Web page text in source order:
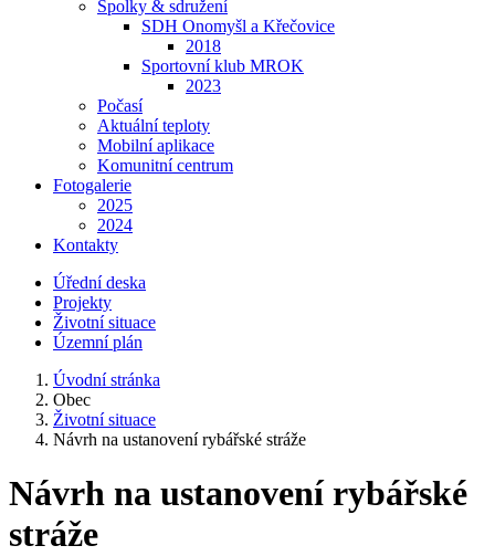
Spolky & sdružení
SDH Onomyšl a Křečovice
2018
Sportovní klub MROK
2023
Počasí
Aktuální teploty
Mobilní aplikace
Komunitní centrum
Fotogalerie
2025
2024
Kontakty
Úřední deska
Projekty
Životní situace
Územní plán
Úvodní stránka
Obec
Životní situace
Návrh na ustanovení rybářské stráže
Návrh na ustanovení rybářské
stráže